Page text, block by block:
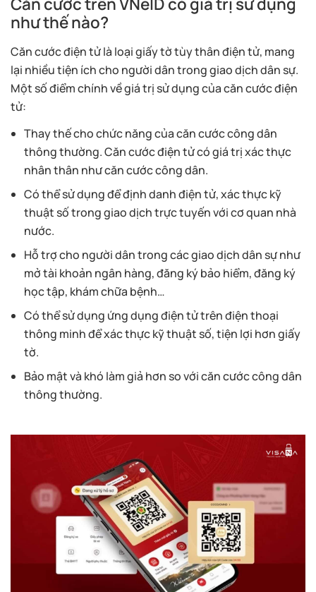
như thế nào?
Căn cước điện tử là loại giấy tờ tùy thân điện tử, mang
lại nhiều tiện ích cho người dân trong giao dịch dân sự.
Một số điểm chính về giá trị sử dụng của căn cước điện
tử:
Thay thế cho chức năng của căn cước công dân
thông thường. Căn cước điện tử có giá trị xác thực
nhân thân như căn cước công dân.
Có thể sử dụng để định danh điện tử, xác thực kỹ
thuật số trong giao dịch trực tuyến với cơ quan nhà
nước.
Hỗ trợ cho người dân trong các giao dịch dân sự như
mở tài khoản ngân hàng, đăng ký bảo hiểm, đăng ký
học tập, khám chữa bệnh…
Có thể sử dụng ứng dụng điện tử trên điện thoại
thông minh để xác thực kỹ thuật số, tiện lợi hơn giấy
tờ.
Bảo mật và khó làm giả hơn so với căn cước công dân
thông thường.